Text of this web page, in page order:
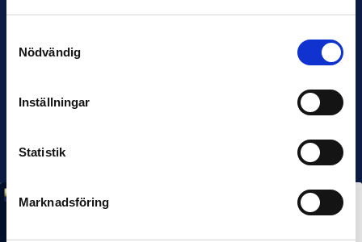
Nödvändig
Inställningar
Statistik
MarknadsföringMÅNADENS SPELARE
Rösta på Månadens Spelare & Tränare i juli